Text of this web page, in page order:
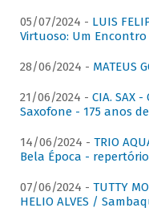
05/07/2024 - LUIS
Virtuoso: Um
28/06/2024 - MATEUS
21/06/2024 - CIA. SAX -
Saxofone - 175 anos
14/06/2024 - TRIO
Bela Época -
07/06/2024 - TUTTY
HELIO ALVES /